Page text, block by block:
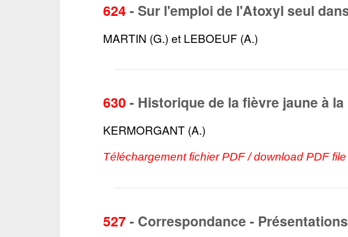
624 - Sur l'emploi de l'Atoxyl seul
MARTIN (G.) et LEBOEUF (A.)
630 - Historique de la fièvre jaune à
KERMORGANT (A.)
Téléchargement fichier PDF / download PDF
527- Correspondance - Présentations